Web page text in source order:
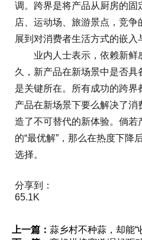
调。跨界是将产品从厨房的固
店、运动场、旅游景点，竞
展到对消费者生活方式的嵌入
业内人士表示，依赖新鲜
久，新产品在新场景中是否具
是关键所在。所有成功的跨界
产品在新场景下要么解决了消
造了不可替代的新体验。倘若
的“最优解”，那么在热度下降
选择。
分享到：
65.1K
上一篇： 蒜乡村不种蒜，却能“